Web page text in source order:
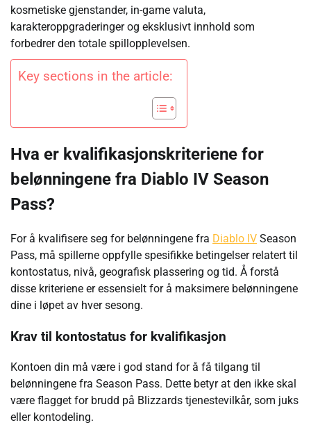
kosmetiske gjenstander, in-game valuta,
karakteroppgraderinger og eksklusivt innhold som
forbedrer den totale spillopplevelsen.
Key sections in the article:
Hva er kvalifikasjonskriteriene for
belønningene fra Diablo IV Season
Pass?
For å kvalifisere seg for belønningene fra Diablo IV Season
Pass, må spillerne oppfylle spesifikke betingelser relatert til
kontostatus, nivå, geografisk plassering og tid. Å forstå
disse kriteriene er essensielt for å maksimere belønningene
dine i løpet av hver sesong.
Krav til kontostatus for kvalifikasjon
Kontoen din må være i god stand for å få tilgang til
belønningene fra Season Pass. Dette betyr at den ikke skal
være flagget for brudd på Blizzards tjenestevilkår, som juks
eller kontodeling.